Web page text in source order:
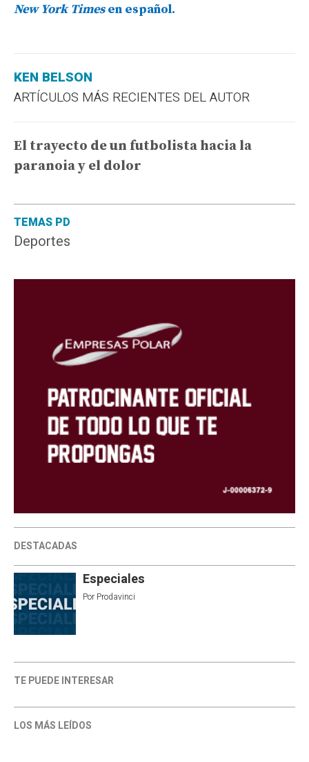
TEMAS PD
Deportes
DESTACADAS
Especiales
Por Prodavinci
TE PUEDE INTERESAR
LOS MÁS LEÍDOS
New York Timesen español.
KEN BELSON
ARTÍCULOS MÁS RECIENTES DEL AUTOR
El trayecto de un futbolista hacia la
paranoia y el dolor